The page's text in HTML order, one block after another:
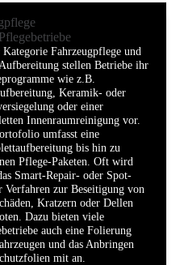
Fahrzeugpflege und
stellen Betriebe ihr
wie z.B.
Keramik- oder
oder einer
Innenraumreinigung vor.
umfasst eine
bis hin zu
Pflege-Paketen. Oft wird
Smart-Repair- oder Spot-
Verfahren zur Beseitigung von
Kratzern oder Dellen
Dazu bieten viele
auch eine Folierung
und das Anbringen
mit an.